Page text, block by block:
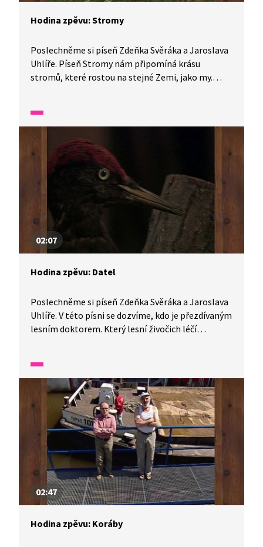
Hodina zpěvu: Stromy
Poslechněme si píseň Zdeňka Svěráka a Jaroslava
Uhlíře. Píseň Stromy nám připomíná krásu
stromů, které rostou na stejné Zemi, jako my.
stromy rostou v blízkosti vašich domovů? A máte
02:07
Hodina zpěvu: Datel
Poslechněme si píseň Zdeňka Svěráka a Jaroslava
Uhlíře. V této písni se dozvíme, kdo je přezdívaným
lesním doktorem. Který lesní živočich léčí
02:47
Hodina zpěvu: Koráby